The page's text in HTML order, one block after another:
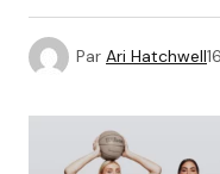
Par Ari Hatchwell